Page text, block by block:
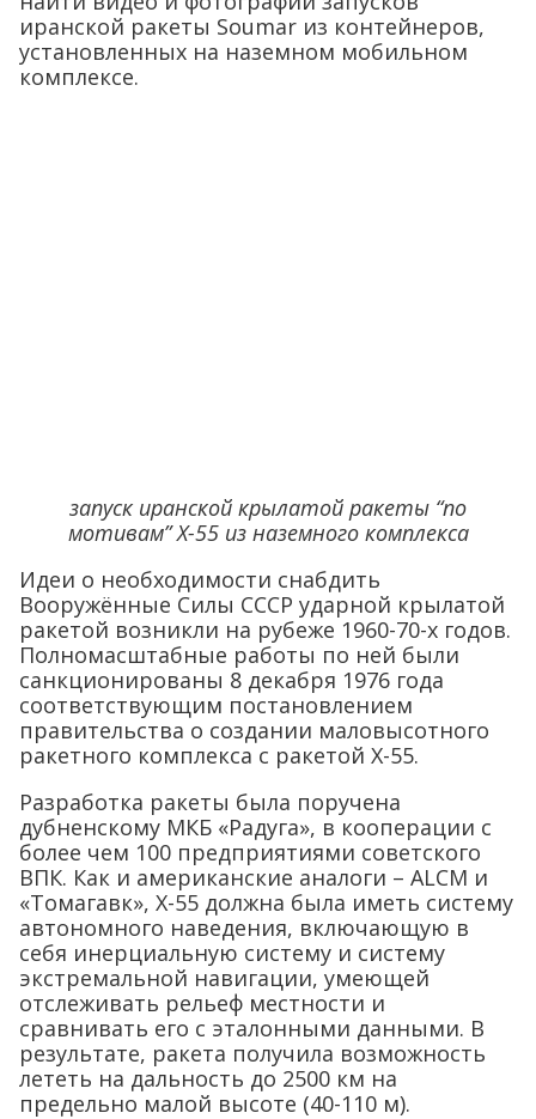
иранской ракеты Soumar из контейнеров,
установленных на наземном мобильном
комплексе.
запуск иранской крылатой ракеты “по
мотивам” Х-55 из наземного комплекса
Идеи о необходимости снабдить
Вооружённые Силы СССР ударной крылатой
ракетой возникли на рубеже 1960-70-х годов.
Полномасштабные работы по ней были
санкционированы 8 декабря 1976 года
соответствующим постановлением
правительства о создании маловысотного
ракетного комплекса с ракетой Х-55.
Разработка ракеты была поручена
дубненскому МКБ «Радуга», в кооперации с
более чем 100 предприятиями советского
ВПК. Как и американские аналоги – ALCM и
«Томагавк», Х-55 должна была иметь систему
автономного наведения, включающую в
себя инерциальную систему и систему
экстремальной навигации, умеющей
отслеживать рельеф местности и
сравнивать его с эталонными данными. В
результате, ракета получила возможность
лететь на дальность до 2500 км на
предельно малой высоте (40-110 м).